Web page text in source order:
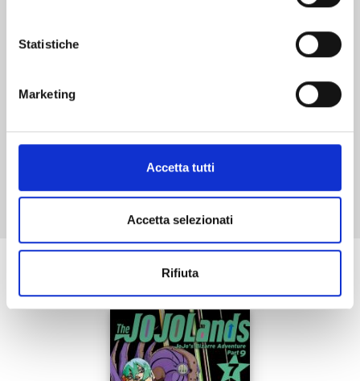
Statistiche
Marketing
Accetta tutti
Accetta selezionati
Rifiuta
Mostra tutto
Se ti è piaciuto prova anche: